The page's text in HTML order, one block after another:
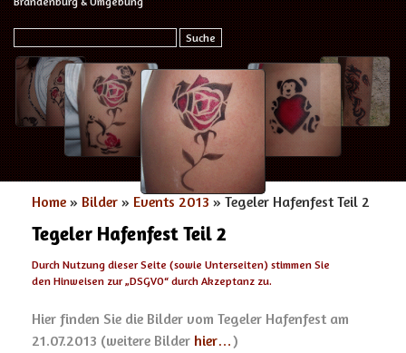
Suche
Home » Bilder » Events 2013 » Tegeler Hafenfest Teil 2
Tegeler Hafenfest Teil 2
Durch Nutzung dieser Seite (sowie Unterseiten) stimmen Sie
den Hinweisen zur „DSGVO“ durch Akzeptanz zu.
Hier finden Sie die Bilder vom Tegeler Hafenfest am
21.07.2013 (weitere Bilder hier…)